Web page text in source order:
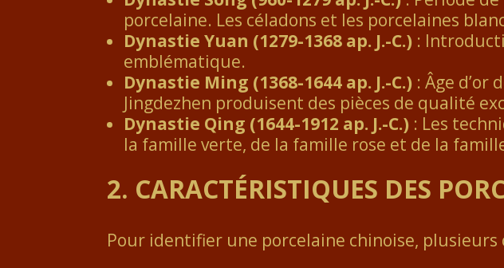
porcelaine. Les céladons et les porcelaines
Dynastie Yuan (1279-1368 ap. J.-C.) :
emblématique.
Dynastie Ming (1368-1644 ap. J.-C.) : Âge d’or
Jingdezhen produisent des pièces de qualité
Dynastie Qing (1644-1912 ap. J.-C.) : Les
la famille verte, de la famille rose et de la
2. CARACTÉRISTIQUES DES
Pour identifier une porcelaine chinoise,